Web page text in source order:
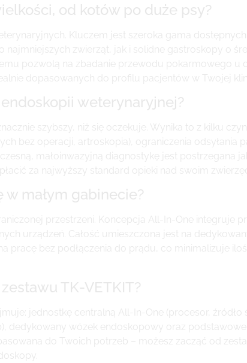
od kotów po duże psy?
Kluczem jest szeroka gama
zwierząt, jak i solidne gastroskopy o
pozwolą na zbadanie przewodu pokarmowego u
dopasowanych do profilu pacjentów w Twojej
weterynaryjnej?
szybszy, niż się oczekuje. Wynika to z kilku
bez operacji, artroskopia), ograniczenia odsyłania
małoinwazyjną diagnostykę jest postrzegana
za najwyższy standard opieki nad swoim
małym gabinecie?
przestrzeni. Koncepcja All-In-One integruje
urządzeń. Całość umieszczona jest na
bez podłączenia do prądu, co minimalizuje
TK-VETKIT?
jednostkę centralną All-In-One (procesor, źródło
dedykowany wózek endoskopowy oraz podstawowe
do Twoich potrzeb – możesz zacząć od